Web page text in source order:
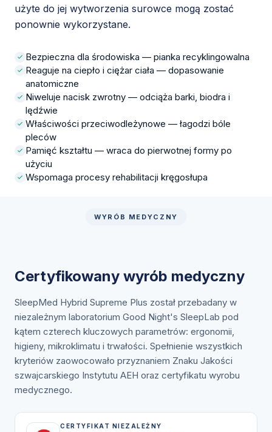
użyte do jej wytworzenia surowce mogą zostać
ponownie wykorzystane.
Bezpieczna dla środowiska — pianka recyklingowalna
Reaguje na ciepło i ciężar ciała — dopasowanie
anatomiczne
Niweluje nacisk zwrotny — odciąża barki, biodra i
lędźwie
Właściwości przeciwodleżynowe — łagodzi bóle
pleców
Pamięć kształtu — wraca do pierwotnej formy po
użyciu
Wspomaga procesy rehabilitacji kręgosłupa
WYRÓB MEDYCZNY
Certyfikowany wyrób medyczny
SleepMed Hybrid Supreme Plus został przebadany w
niezależnym laboratorium Good Night's SleepLab pod
kątem czterech kluczowych parametrów: ergonomii,
higieny, mikroklimatu i trwałości. Spełnienie wszystkich
kryteriów zaowocowało przyznaniem Znaku Jakości
szwajcarskiego Instytutu AEH oraz certyfikatu wyrobu
medycznego.
CERTYFIKAT NIEZALEŻNY